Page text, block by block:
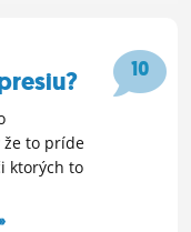
10
že to príde
ktorých to